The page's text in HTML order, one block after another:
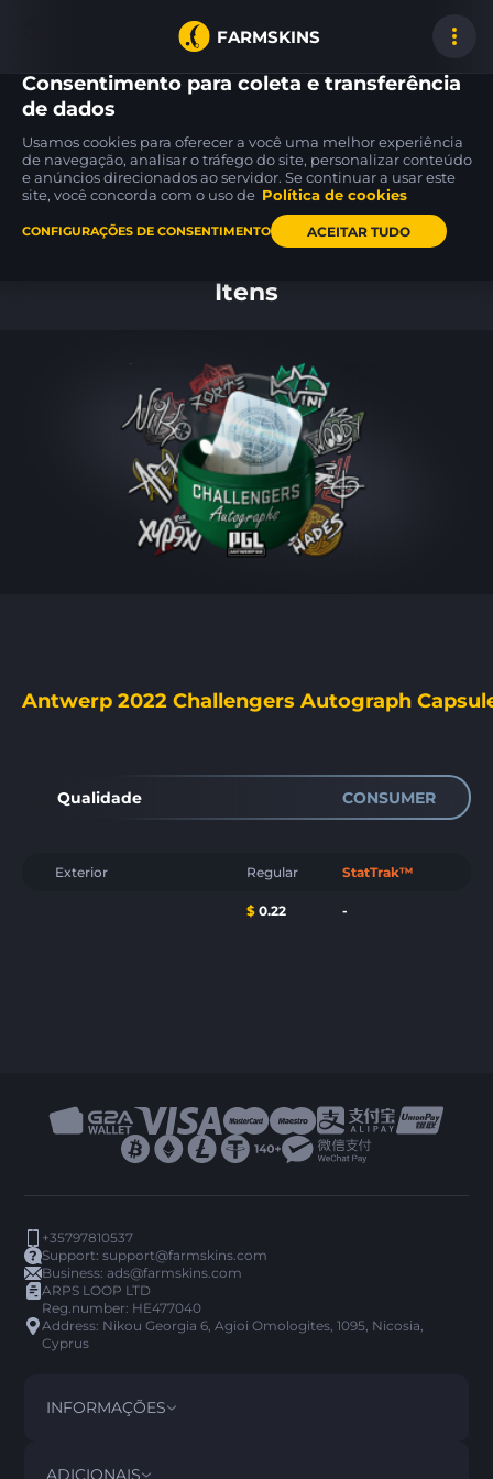
FARMSKINS
0
USP-S
Flashback FT 13
P90
Grim MW 12
P250
Valence
Inicio
Itens
Antwerp 2022 Challengers Autograph
Qualidade CONSUMER
Exterior Regular StatTrak™
$ 0.22 -
+35797810537
Support:support@farmskins.com
Business:ads@farmskins.com
ARPS LOOP LTD
Reg.number: HE477040
Address: Nikou Georgia 6, Agioi Omologites, 1095, Nicosia,
Cyprus
INFORMAÇÕES
TERMOS E CONDIÇÕES
ADICIONAIS
Consentimento para coleta e transferência
de dados
Usamos cookies para oferecer a você uma melhor experiência
de navegação, analisar o tráfego do site, personalizar conteúdo
e anúncios direcionados ao servidor. Se continuar a usar este
site, você concorda com o uso de Política de cookies
CONFIGURAÇÕES DE CONSENTIMENTO ACEITAR TUDO